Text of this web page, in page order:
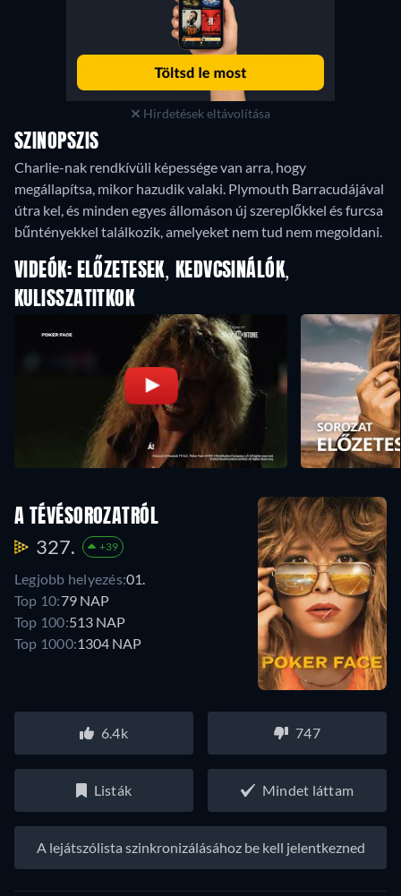
Hirdetések eltávolítása
SZINOPSZIS
Charlie-nak rendkívüli képessége van arra, hogy
megállapítsa, mikor hazudik valaki. Plymouth Barracudájával
útra kel, és minden egyes állomáson új szereplőkkel és furcsa
bűntényekkel találkozik, amelyeket nem tud nem megoldani.
VIDEÓK: ELŐZETESEK, KEDVCSINÁLÓK,
KULISSZATITKOK
A TÉVÉSOROZATRÓL
327. +39
Legjobb helyezés:01.
Top 10:79 NAP
Top 100:513 NAP
Top 1000:1304 NAP
6.4k 747
Listák Mindet láttam
A lejátszólista szinkronizálásához be kell jelentkezned